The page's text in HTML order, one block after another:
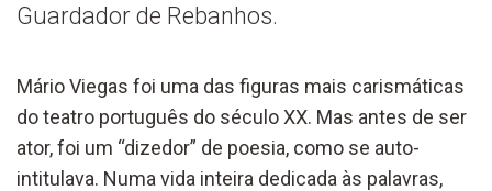
Guardador de Rebanhos.
Mário Viegas foi uma das figuras mais carismáticas
do teatro português do século XX. Mas antes de ser
ator, foi um “dizedor” de poesia, como se auto-
intitulava. Numa vida inteira dedicada às palavras,